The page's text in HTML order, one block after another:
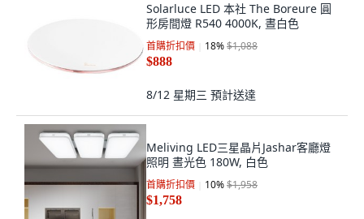
Solarluce LED 本社 The Boreure 圓
形房間燈 R540 4000K, 晝白色
首購折扣價 18%$1,088
$888
8/12 星期三 預計送達
Meliving LED三星晶片Jashar客廳燈
照明 晝光色 180W, 白色
首購折扣價 10%$1,958
$1,758